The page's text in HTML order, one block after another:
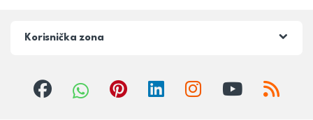
Korisnička zona